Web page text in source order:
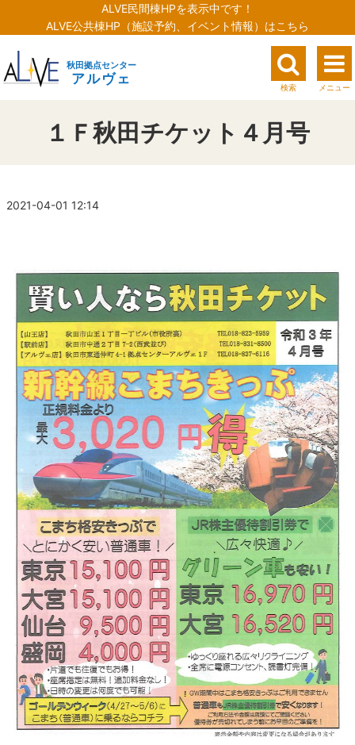
ALVE民間棟HPを表示中です！
ALVE公共棟HP（施設予約、イベント情報）はこちら
秋田拠点センター
アルヴェ
検索 メニュー
１Ｆ秋田チケット４月号
2021-04-01 12:14